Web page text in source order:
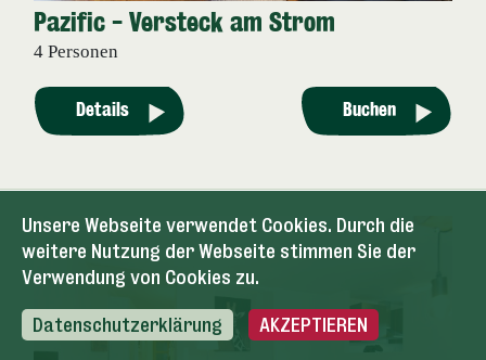
Unsere Webseite verwendet Cookies. Durch die
weitere Nutzung der Webseite stimmen Sie der
Verwendung von Cookies zu.
Datenschutzerklärung AKZEPTIEREN
Pazific - Versteck am Strom
4 Personen
Details Buchen